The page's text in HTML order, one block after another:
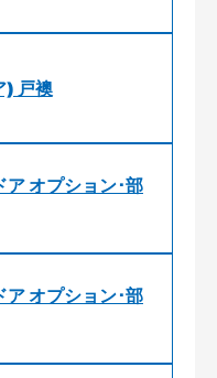
戸襖
オプション･部
オプション･部